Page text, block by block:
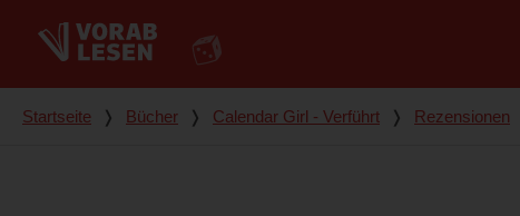
Du bist hier
Startseite ❭ Bücher ❭ Calendar Girl - Verführt ❭ Rezensionen